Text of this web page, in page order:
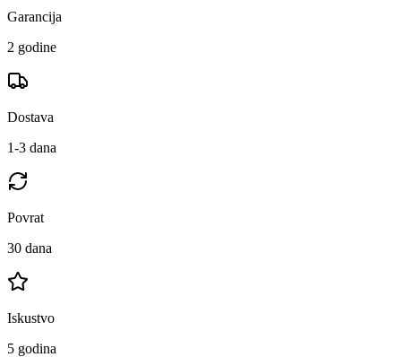
Garancija
2 godine
Dostava
1-3 dana
Povrat
30 dana
Iskustvo
5 godina